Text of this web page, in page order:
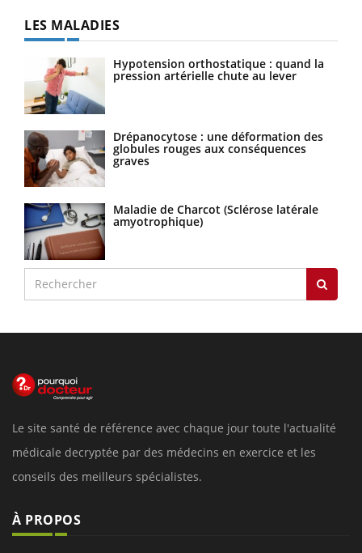
LES MALADIES
Hypotension orthostatique : quand la
pression artérielle chute au lever
Drépanocytose : une déformation des
globules rouges aux conséquences
graves
Maladie de Charcot (Sclérose latérale
amyotrophique)
Le site santé de référence avec chaque jour toute l'actualité
médicale decryptée par des médecins en exercice et les
conseils des meilleurs spécialistes.
À PROPOS